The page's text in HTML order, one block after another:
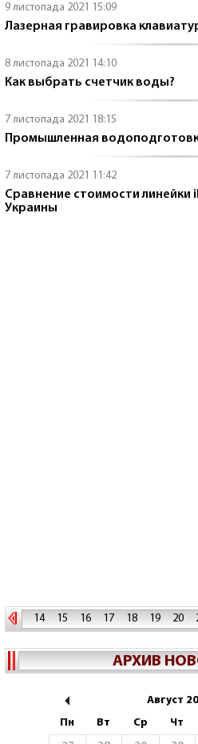
9 листопада 2021 15:09
Лазерная гравировка
8 листопада 2021 14:10
Как выбрать счетчик воды?
7 листопада 2021 18:15
Промышленная
7 листопада 2021 11:42
Сравнение стоимости линейки
Украины
14 15 16 17 18 19 20
АРХИВ
Август
Пн
Вт Ср Чт